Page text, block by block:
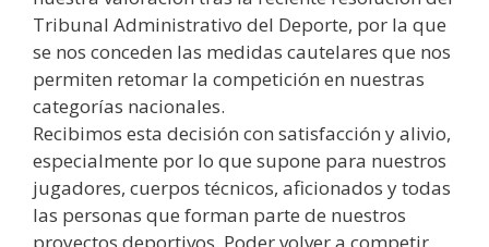
Tribunal Administrativo del Deporte, por la que
se nos conceden las medidas cautelares que nos
permiten retomar la competición en nuestras
categorías nacionales.
Recibimos esta decisión con satisfacción y alivio,
especialmente por lo que supone para nuestros
jugadores, cuerpos técnicos, aficionados y todas
las personas que forman parte de nuestros